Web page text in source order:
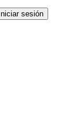
Iniciar sesión